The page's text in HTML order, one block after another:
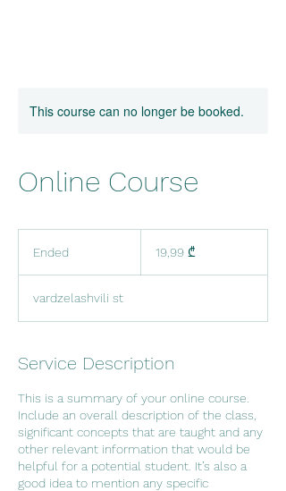
This course can no longer be booked.
Online Course
Ended
e
d
ლარი19,99 ₾
vardzelashvili st
Service Description
This is a summary of your online course.
Include an overall description of the class,
significant concepts that are taught and any
other relevant information that would be
helpful for a potential student. It’s also a
good idea to mention any specific